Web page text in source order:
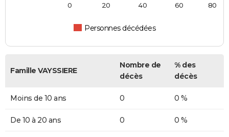
Personnes décédées
0 20 40 60 80
Famille VAYSSIERE
Nombre de
décès
% des
décès
Moins de 10 ans 0 0 %
De 10 à 20 ans 0 0 %